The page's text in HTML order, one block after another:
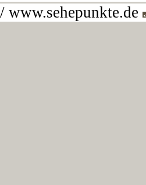
www.sehepunkte.de